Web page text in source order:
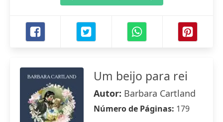
Um beijo para rei
Autor: Barbara Cartland
Número de Páginas: 179